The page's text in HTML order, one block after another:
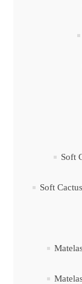
Soft
Soft Cactus